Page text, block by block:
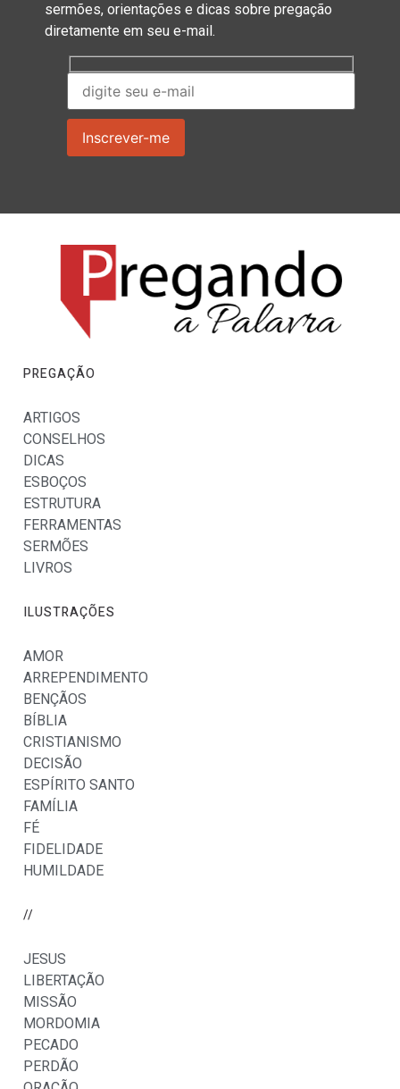
sermões, orientações e dicas sobre pregação
diretamente em seu e-mail.
PREGAÇÃO
ARTIGOS
CONSELHOS
DICAS
ESBOÇOS
ESTRUTURA
FERRAMENTAS
SERMÕES
LIVROS
ILUSTRAÇÕES
AMOR
ARREPENDIMENTO
BENÇÃOS
BÍBLIA
CRISTIANISMO
DECISÃO
ESPÍRITO SANTO
FAMÍLIA
FÉ
FIDELIDADE
HUMILDADE
//
JESUS
LIBERTAÇÃO
MISSÃO
MORDOMIA
PECADO
PERDÃO